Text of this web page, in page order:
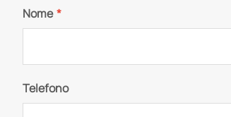
Nome*
Telefono